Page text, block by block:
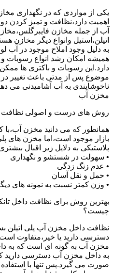
یکی از مواردی که در نگهداری
اهمیت دارد،نظافت و تمیز کردن
آب از جمله مخازن
اتیلن،استیل وانواع دیگر مخازن
به دلیل وجود املاح موجود در
همیشه امکان رشد انواع رسوبات
دارد.این رسوبات و باکتری ها ممکن
موضوع پس از مدتی باعث تغییر
ناخوشایندی به آب آشامیدنی می
مخزن آب
روش های درست و اصولی نظافت
همانطور که می دانید مخزن
بازار موجود است،اما مخزن های
پلاستیکی به دلایل زیر اقبال
• سهولت در شستشو و نگهداری
• عدم زنگ زدگی
• حمل و نقل آسان
• وزن کمتر نسبت به نمونه های
بهترین روش برای نظافت داخل
چیست؟
نظافت داخل مخزن آب پلی اتیلن
دسترسی دارید یا خیر،متفاوت
مخزن آب به گونه ای است که به
به داخل مخزن آب دسترسی دارید
صورت می گیرد.پس تنها با